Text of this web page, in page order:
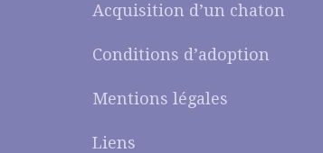
Acquisition d’un chaton
Conditions d’adoption
Mentions légales
Liens